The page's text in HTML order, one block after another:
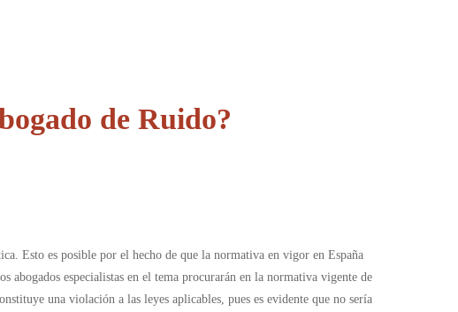
de Ruido?
Esto es posible por el hecho de que la normativa en vigor en España
abogados especialistas en el tema procurarán en la normativa vigente de
una violación a las leyes aplicables, pues es evidente que no sería